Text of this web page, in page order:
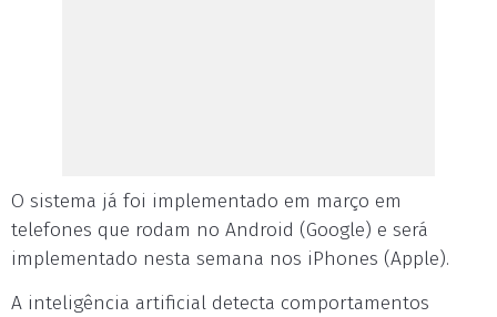
O sistema já foi implementado em março em
telefones que rodam no Android (Google) e será
implementado nesta semana nos iPhones (Apple).
A inteligência artificial detecta comportamentos